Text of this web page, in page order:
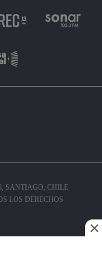
SANTIAGO, CHILE
LOS DERECHOS